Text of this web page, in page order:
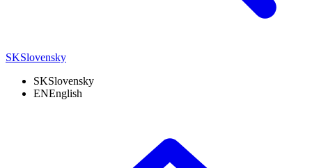
SKSlovensky
SKSlovensky
ENEnglish